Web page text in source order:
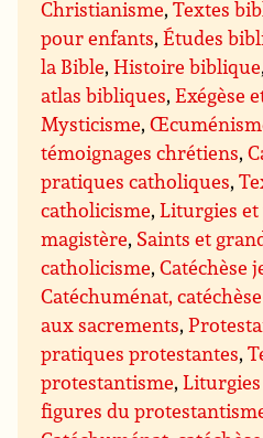
Christianisme,Textes
pour enfants,Études
la Bible,Histoire biblique
atlas bibliques,Exégèse
Mysticisme,
témoignages chrétiens,
pratiques catholiques,
catholicisme,Liturgies
magistère, Saints et
catholicisme,Catéchèse
Catéchuménat,
aux sacrements,
pratiques protestantes,
protestantisme,
figures du